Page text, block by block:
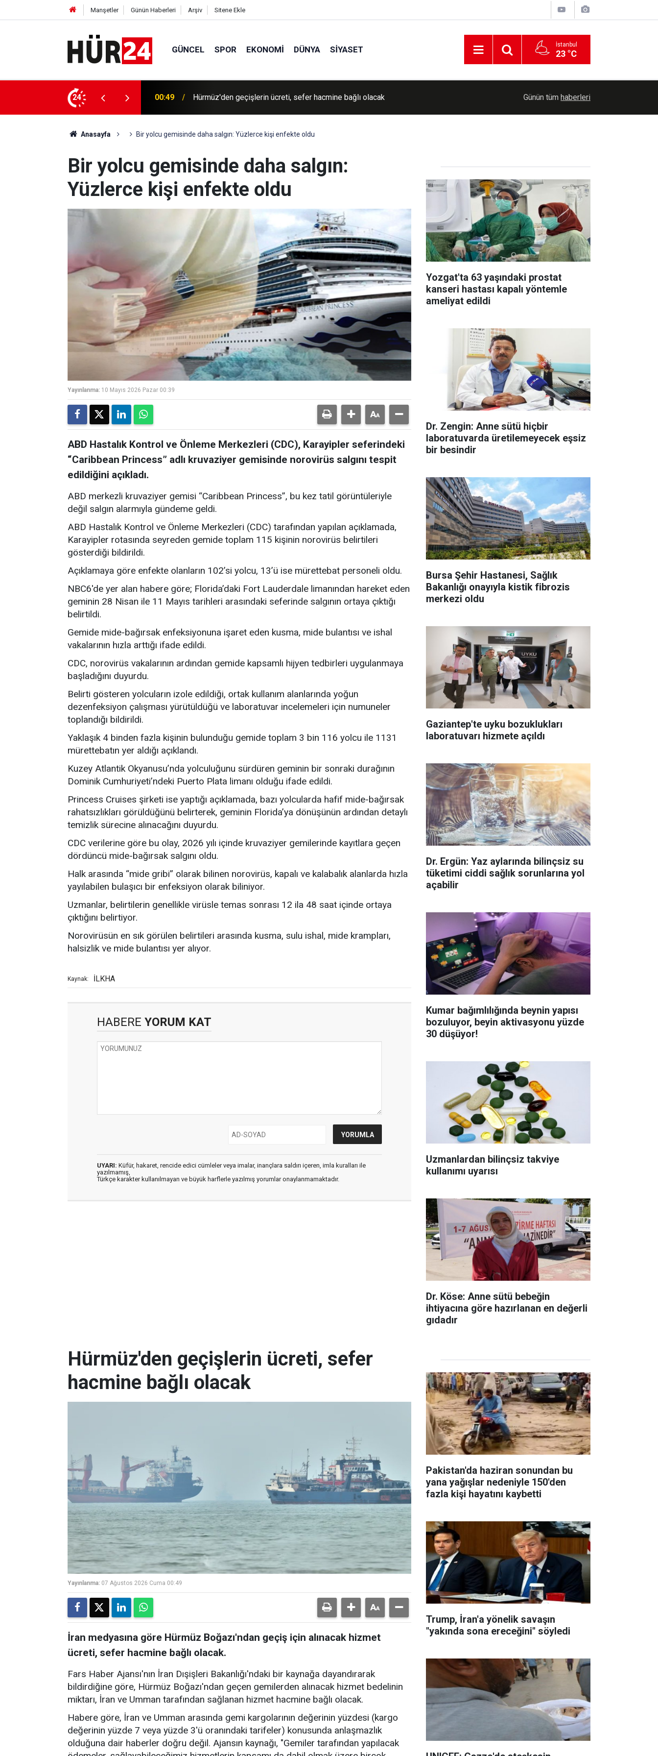
Manşetler Günün Haberleri Arşiv Sitene Ekle
GÜNCEL SPOR EKONOMI DÜNYA SIYASET İstanbul
23 °C
24
hacmine bağlı olacak 00:35 Trump, İran'a yönelik savaşın "yakında sona ereceğini" söyledi Cumhurbaşkanlığına Cevdet Yılmaz vekalet
Günün tüm haberleri
Anasayfa Bir yolcu gemisinde daha salgın: Yüzlerce kişi enfekte oldu
Bir yolcu gemisinde daha salgın:
Yüzlerce kişi enfekte oldu
Yayınlanma: 10 Mayıs 2026 Pazar 00:39
ABD Hastalık Kontrol ve Önleme Merkezleri (CDC), Karayipler seferindeki
“Caribbean Princess” adlı kruvaziyer gemisinde norovirüs salgını tespit
edildiğini açıkladı.
ABD merkezli kruvaziyer gemisi “Caribbean Princess”, bu kez tatil görüntüleriyle
değil salgın alarmıyla gündeme geldi.
ABD Hastalık Kontrol ve Önleme Merkezleri (CDC) tarafından yapılan açıklamada,
Karayipler rotasında seyreden gemide toplam 115 kişinin norovirüs belirtileri
gösterdiği bildirildi.
Açıklamaya göre enfekte olanların 102’si yolcu, 13’ü ise mürettebat personeli oldu.
NBC6'de yer alan habere göre; Florida’daki Fort Lauderdale limanından hareket eden
geminin 28 Nisan ile 11 Mayıs tarihleri arasındaki seferinde salgının ortaya çıktığı
belirtildi.
Gemide mide-bağırsak enfeksiyonuna işaret eden kusma, mide bulantısı ve ishal
vakalarının hızla arttığı ifade edildi.
CDC, norovirüs vakalarının ardından gemide kapsamlı hijyen tedbirleri uygulanmaya
başladığını duyurdu.
Belirti gösteren yolcuların izole edildiği, ortak kullanım alanlarında yoğun
dezenfeksiyon çalışması yürütüldüğü ve laboratuvar incelemeleri için numuneler
toplandığı bildirildi.
Yaklaşık 4 binden fazla kişinin bulunduğu gemide toplam 3 bin 116 yolcu ile 1131
mürettebatın yer aldığı açıklandı.
Kuzey Atlantik Okyanusu’nda yolculuğunu sürdüren geminin bir sonraki durağının
Dominik Cumhuriyeti’ndeki Puerto Plata limanı olduğu ifade edildi.
Princess Cruises şirketi ise yaptığı açıklamada, bazı yolcularda hafif mide-bağırsak
rahatsızlıkları görüldüğünü belirterek, geminin Florida’ya dönüşünün ardından detaylı
temizlik sürecine alınacağını duyurdu.
CDC verilerine göre bu olay, 2026 yılı içinde kruvaziyer gemilerinde kayıtlara geçen
dördüncü mide-bağırsak salgını oldu.
Halk arasında “mide gribi” olarak bilinen norovirüs, kapalı ve kalabalık alanlarda hızla
yayılabilen bulaşıcı bir enfeksiyon olarak biliniyor.
Uzmanlar, belirtilerin genellikle virüsle temas sonrası 12 ila 48 saat içinde ortaya
çıktığını belirtiyor.
Norovirüsün en sık görülen belirtileri arasında kusma, sulu ishal, mide krampları,
halsizlik ve mide bulantısı yer alıyor.
Kaynak: İLKHA
HABERE YORUM KAT
UYARI: Küfür, hakaret, rencide edici cümleler veya imalar, inançlara saldırı içeren, imla kuralları ile
yazılmamış,
Türkçe karakter kullanılmayan ve büyük harflerle yazılmış yorumlar onaylanmamaktadır.
Yozgat'ta 63 yaşındaki prostat
kanseri hastası kapalı yöntemle
ameliyat edildi
Dr. Zengin: Anne sütü hiçbir
laboratuvarda üretilemeyecek eşsiz
bir besindir
Bursa Şehir Hastanesi, Sağlık
Bakanlığı onayıyla kistik fibrozis
merkezi oldu
Gaziantep'te uyku bozuklukları
laboratuvarı hizmete açıldı
Dr. Ergün: Yaz aylarında bilinçsiz su
tüketimi ciddi sağlık sorunlarına yol
açabilir
Kumar bağımlılığında beynin yapısı
bozuluyor, beyin aktivasyonu yüzde
30 düşüyor!
Uzmanlardan bilinçsiz takviye
kullanımı uyarısı
Dr. Köse: Anne sütü bebeğin
ihtiyacına göre hazırlanan en değerli
gıdadır
Hürmüz'den geçişlerin ücreti, sefer
hacmine bağlı olacak
Yayınlanma: 07 Ağustos 2026 Cuma 00:49
İran medyasına göre Hürmüz Boğazı'ndan geçiş için alınacak hizmet
ücreti, sefer hacmine bağlı olacak.
Fars Haber Ajansı'nın İran Dışişleri Bakanlığı'ndaki bir kaynağa dayandırarak
bildirdiğine göre, Hürmüz Boğazı'ndan geçen gemilerden alınacak hizmet bedelinin
miktarı, İran ve Umman tarafından sağlanan hizmet hacmine bağlı olacak.
Habere göre, İran ve Umman arasında gemi kargolarının değerinin yüzdesi (kargo
değerinin yüzde 7 veya yüzde 3'ü oranındaki tarifeler) konusunda anlaşmazlık
olduğuna dair haberler doğru değil. Ajansın kaynağı, "Gemiler tarafından yapılacak
Pakistan'da haziran sonundan bu
yana yağışlar nedeniyle 150'den
fazla kişi hayatını kaybetti
Trump, İran'a yönelik savaşın
"yakında sona ereceğini" söyledi